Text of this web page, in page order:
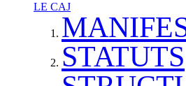
LE CAJ
STATUTS